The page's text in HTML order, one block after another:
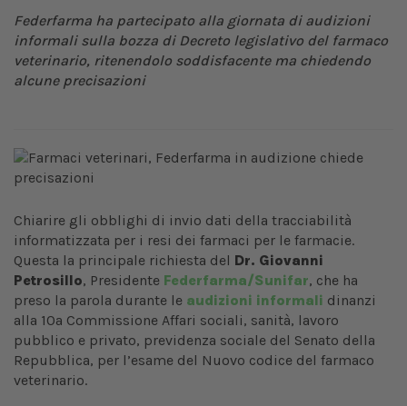
Federfarma ha partecipato alla giornata di audizioni
informali sulla bozza di Decreto legislativo del farmaco
veterinario, ritenendolo soddisfacente ma chiedendo
alcune precisazioni
Chiarire gli obblighi di invio dati della tracciabilità
informatizzata per i resi dei farmaci per le farmacie.
Questa la principale richiesta del Dr. Giovanni
Petrosillo, Presidente Federfarma/Sunifar, che ha
preso la parola durante le audizioni informali dinanzi
alla 10a Commissione Affari sociali, sanità, lavoro
pubblico e privato, previdenza sociale del Senato della
Repubblica, per l’esame del Nuovo codice del farmaco
veterinario.